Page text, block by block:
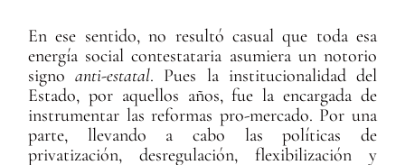
En ese sentido, no resultó casual que toda esa
energía social contestataria asumiera un notorio
signoanti-estatal. Pues la institucionalidad del
Estado, por aquellos años, fue la encargada de
instrumentar las reformas pro-mercado. Por una
parte, llevando a cabo las políticas de
privatización, desregulación, flexibilización y